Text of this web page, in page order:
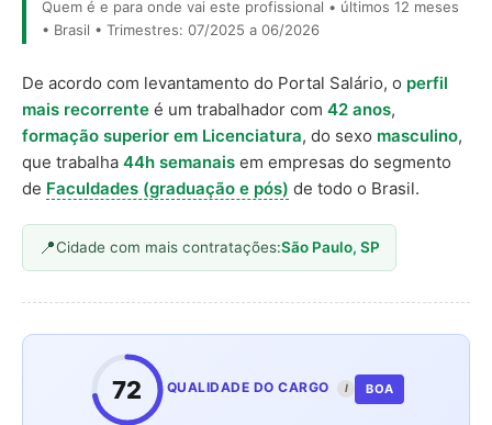
Quem é e para onde vai este profissional • últimos 12 meses
• Brasil • Trimestres: 07/2025 a 06/2026
De acordo com levantamento do Portal Salário, o perfil
mais recorrente é um trabalhador com 42 anos,
formação superior em Licenciatura, do sexo masculino,
que trabalha 44h semanais em empresas do segmento
de Faculdades (graduação e pós) de todo o Brasil.
Cidade com mais contratações:São Paulo, SP
72 QUALIDADE DO CARGO I BOA